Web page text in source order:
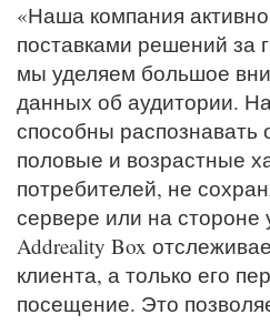
«Наша компания
поставками решений за
мы уделяем большое
данных об аудитории.
способны распознавать
половые и возрастные
потребителей, не
сервере или на стороне
Addreality Box
клиента, а только его
посещение. Это